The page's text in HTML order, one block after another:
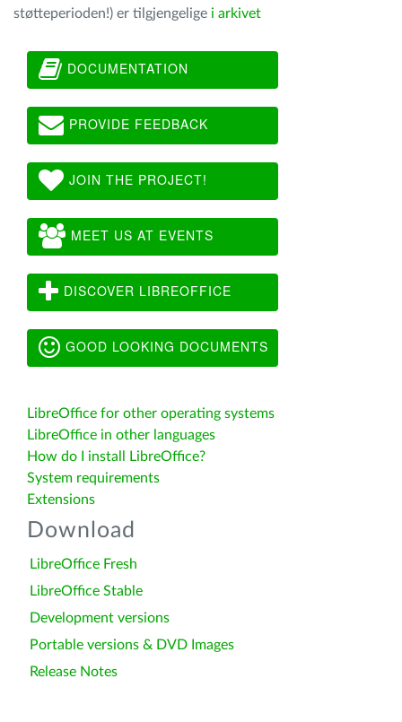
støtteperioden!) er tilgjengelige i arkivet
DOCUMENTATION
PROVIDE FEEDBACK
JOIN THE PROJECT!
MEET US AT EVENTS
DISCOVER LIBREOFFICE
GOOD LOOKING DOCUMENTS
LibreOffice for other operating systems
LibreOffice in other languages
How do I install LibreOffice?
System requirements
Extensions
Download
LibreOffice Fresh
LibreOffice Stable
Development versions
Portable versions & DVD Images
Release Notes